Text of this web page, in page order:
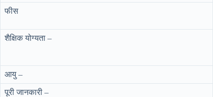
फीस
शैक्षिक योग्यता –
आयु –
पूरी जानकारी –